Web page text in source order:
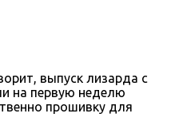
выпуск лизарда с
на первую неделю
прошивку для